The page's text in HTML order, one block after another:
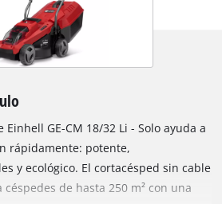
GE-CM 18/32 Li - Solo ayuda a
rápidamente: potente,
y ecológico. El cortacésped sin cable
de hasta 250 m² con una